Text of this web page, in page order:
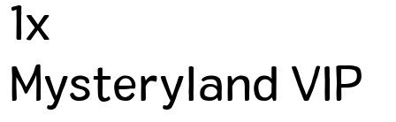
1x
Mysteryland VIP